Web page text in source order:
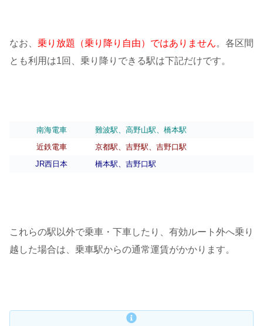
なお、 乗り放題（乗り降り自由）ではありません。各区間
とも利用は1回、乗り降りできる駅は下記だけです。
南海電車
難波駅、高野山駅、橋本駅
近鉄電車
京都駅、吉野駅、吉野口駅
JR西日本
橋本駅、吉野口駅
これらの駅以外で乗車・下車したり、有効ルート外へ乗り
越した場合は、乗車駅からの通常運賃がかかります。